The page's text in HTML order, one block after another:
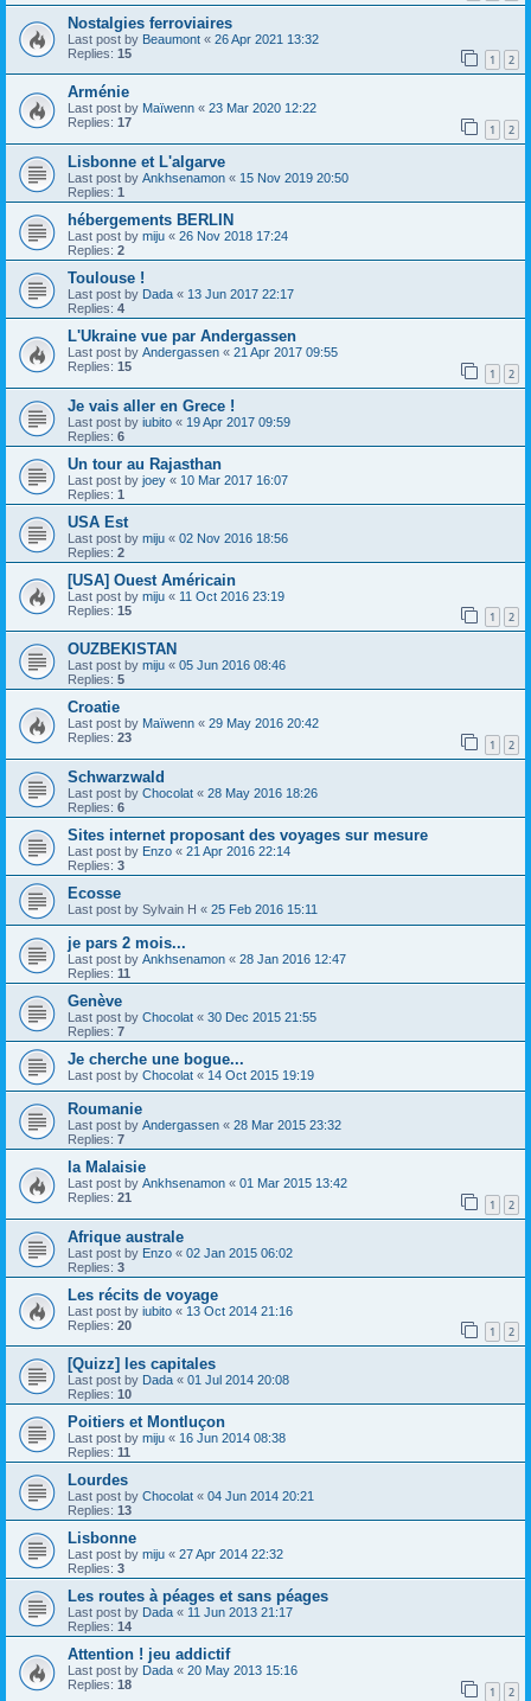
Nostalgies ferroviaires
Last post by Beaumont « 26 Apr 2021 13:32
Replies: 15 1 2
Arménie
Last post by Maïwenn « 23 Mar 2020 12:22
Replies: 17 1 2
Lisbonne et L'algarve
Last post by Ankhsenamon « 15 Nov 2019 20:50
Replies: 1
hébergements BERLIN
Last post by miju « 26 Nov 2018 17:24
Replies: 2
Toulouse !
Last post by Dada « 13 Jun 2017 22:17
Replies: 4
L'Ukraine vue par Andergassen
Last post by Andergassen « 21 Apr 2017 09:55
Replies: 15 1 2
Je vais aller en Grece !
Last post by iubito « 19 Apr 2017 09:59
Replies: 6
Un tour au Rajasthan
Last post by joey « 10 Mar 2017 16:07
Replies: 1
USA Est
Last post by miju « 02 Nov 2016 18:56
Replies: 2
[USA] Ouest Américain
Last post by miju « 11 Oct 2016 23:19
Replies: 15 1 2
OUZBEKISTAN
Last post by miju « 05 Jun 2016 08:46
Replies: 5
Croatie
Last post by Maïwenn « 29 May 2016 20:42
Replies: 23 1 2
Schwarzwald
Last post by Chocolat « 28 May 2016 18:26
Replies: 6
Sites internet proposant des voyages sur mesure
Last post by Enzo « 21 Apr 2016 22:14
Replies: 3
Ecosse
Last post by Sylvain H « 25 Feb 2016 15:11
je pars 2 mois...
Last post by Ankhsenamon « 28 Jan 2016 12:47
Replies: 11
Genève
Last post by Chocolat « 30 Dec 2015 21:55
Replies: 7
Je cherche une bogue...
Last post by Chocolat « 14 Oct 2015 19:19
Roumanie
Last post by Andergassen « 28 Mar 2015 23:32
Replies: 7
la Malaisie
Last post by Ankhsenamon « 01 Mar 2015 13:42
Replies: 21 1 2
Afrique australe
Last post by Enzo « 02 Jan 2015 06:02
Replies: 3
Les récits de voyage
Last post by iubito « 13 Oct 2014 21:16
Replies: 20 1 2
[Quizz] les capitales
Last post by Dada « 01 Jul 2014 20:08
Replies: 10
Poitiers et Montluçon
Last post by miju « 16 Jun 2014 08:38
Replies: 11
Lourdes
Last post by Chocolat « 04 Jun 2014 20:21
Replies: 13
Lisbonne
Last post by miju « 27 Apr 2014 22:32
Replies: 3
Les routes à péages et sans péages
Last post by Dada « 11 Jun 2013 21:17
Replies: 14
Attention ! jeu addictif
Last post by Dada « 20 May 2013 15:16
Replies: 18 1 2